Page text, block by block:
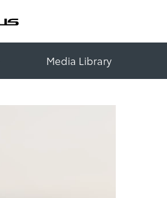
Media Library